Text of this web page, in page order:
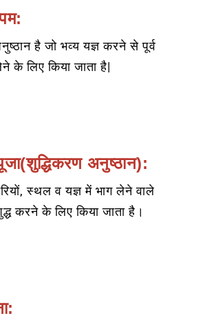
है जो भव्य यज्ञ करने से पूर्व
के लिए किया जाता है|
अनुष्ठान):
स्थल व यज्ञ में भाग लेने वाले
करने के लिए किया जाता है।